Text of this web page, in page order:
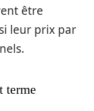
être
leur prix par
terme